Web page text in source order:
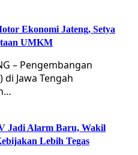
Ekonomi Jateng, Setya
UMKM
– Pengembangan
Jawa Tengah
Jadi Alarm Baru, Wakil
Lebih Tegas